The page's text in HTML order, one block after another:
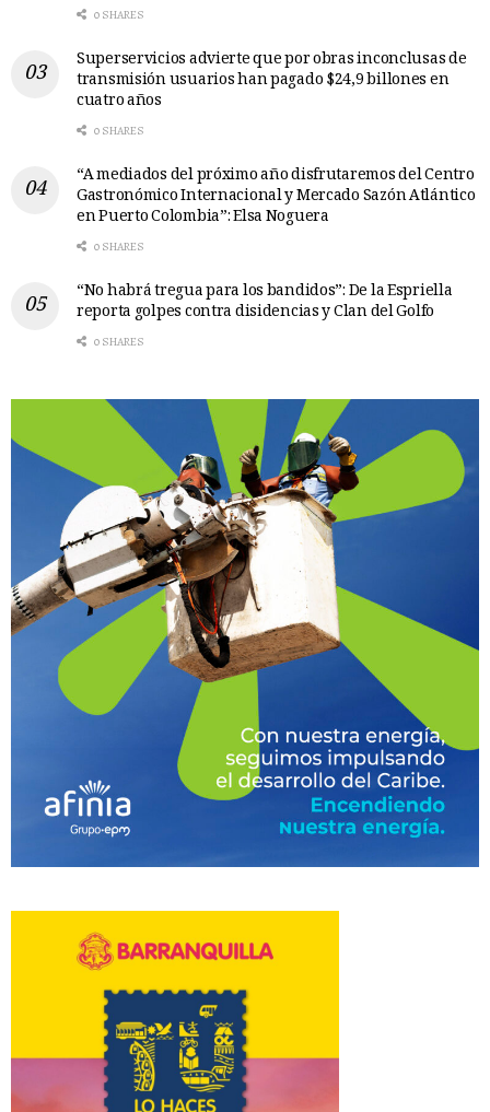
0 SHARES
Superservicios advierte que por obras inconclusas de
transmisión usuarios han pagado $24,9 billones en
cuatro años
0 SHARES
“A mediados del próximo año disfrutaremos del Centro
Gastronómico Internacional y Mercado Sazón Atlántico
en Puerto Colombia”: Elsa Noguera
0 SHARES
“No habrá tregua para los bandidos”: De la Espriella
reporta golpes contra disidencias y Clan del Golfo
0 SHARES